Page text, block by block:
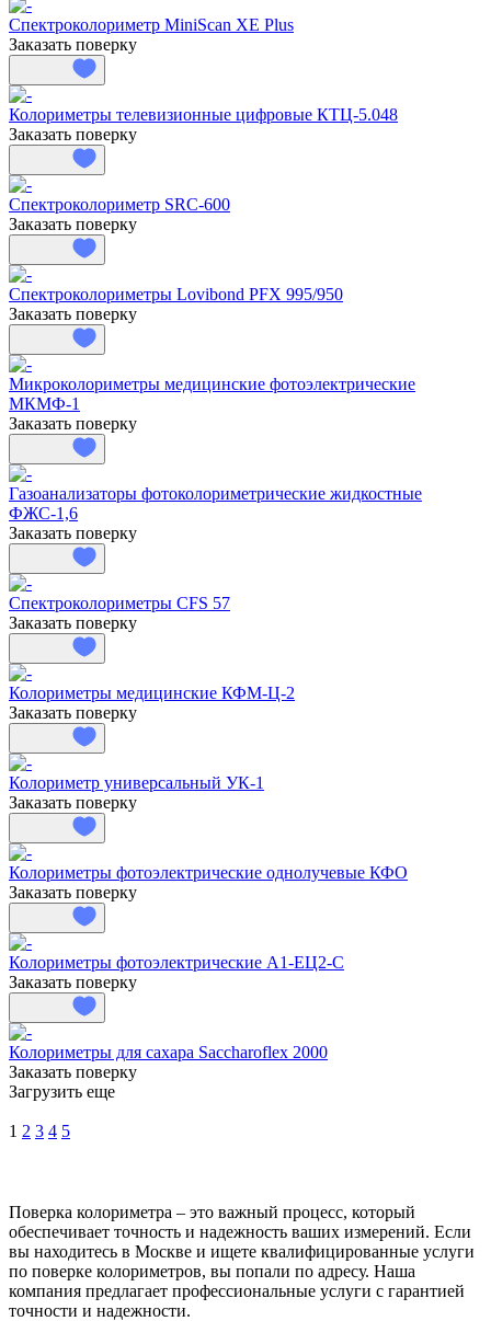
Спектроколориметр MiniScan XE Plus
Заказать поверку
Колориметры телевизионные цифровые КТЦ-5.048
Заказать поверку
Спектроколориметр SRC-600
Заказать поверку
Спектроколориметры Lovibond PFX 995/950
Заказать поверку
Микроколориметры медицинские фотоэлектрические
МКМФ-1
Заказать поверку
Газоанализаторы фотоколориметрические жидкостные
ФЖС-1,6
Заказать поверку
Спектроколориметры CFS 57
Заказать поверку
Колориметры медицинские КФМ-Ц-2
Заказать поверку
Колориметр универсальный УК-1
Заказать поверку
Колориметры фотоэлектрические однолучевые КФО
Заказать поверку
Колориметры фотоэлектрические А1-ЕЦ2-С
Заказать поверку
Колориметры для сахара Saccharoflex 2000
Заказать поверку
Загрузить еще
1 2 3 4 5
Поверка колориметра – это важный процесс, который
обеспечивает точность и надежность ваших измерений. Если
вы находитесь в Москве и ищете квалифицированные услуги
по поверке колориметров, вы попали по адресу. Наша
компания предлагает профессиональные услуги с гарантией
точности и надежности.